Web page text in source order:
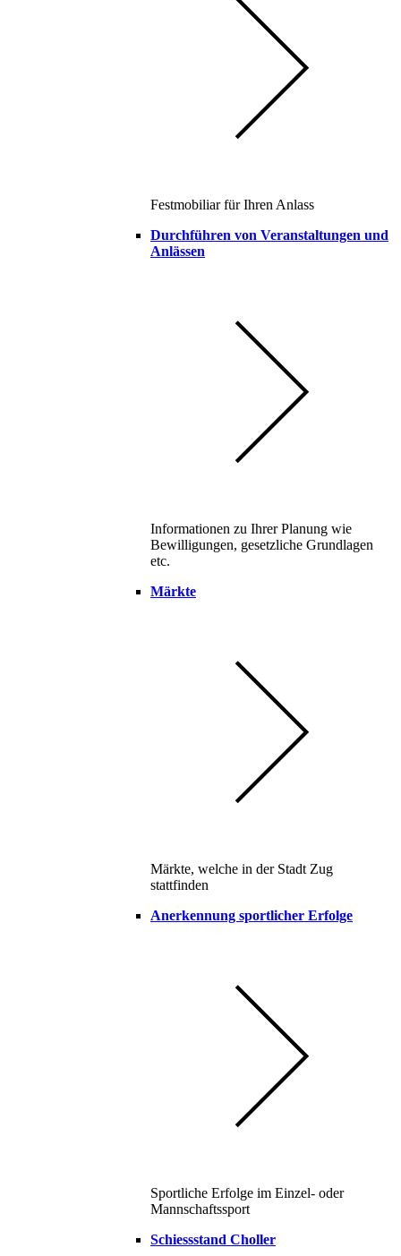
Festmobiliar für Ihren Anlass
Durchführen von Veranstaltungen und
Anlässen
Informationen zu Ihrer Planung wie
Bewilligungen, gesetzliche Grundlagen
etc.
Märkte
Märkte, welche in der Stadt Zug
stattfinden
Anerkennung sportlicher Erfolge
Sportliche Erfolge im Einzel- oder
Mannschaftssport
Schiessstand Choller